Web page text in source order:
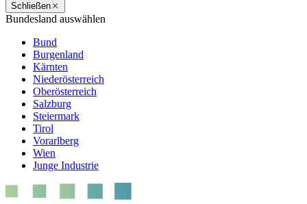
Schließen
Bundesland auswählen
Bund
Burgenland
Kärnten
Niederösterreich
Oberösterreich
Salzburg
Steiermark
Tirol
Vorarlberg
Wien
Junge Industrie